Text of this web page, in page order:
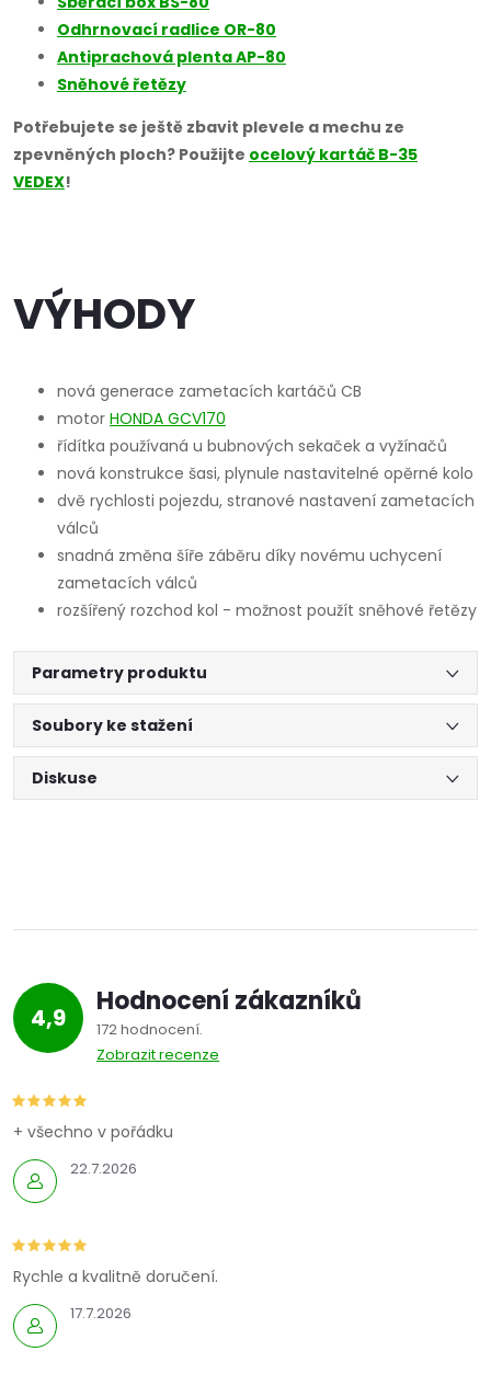
Odhrnovací radlice OR-80
Antiprachová plenta AP-80
Sněhové řetězy
Potřebujete se ještě zbavit plevele a mechu ze
zpevněných ploch? Použijte ocelový kartáč B-35
VEDEX!
VÝHODY
nová generace zametacích kartáčů CB
motor HONDA GCV170
řídítka používaná u bubnových sekaček a vyžínačů
nová konstrukce šasi, plynule nastavitelné opěrné kolo
dvě rychlosti pojezdu, stranové nastavení zametacích
válců
snadná změna šíře záběru díky novému uchycení
zametacích válců
rozšířený rozchod kol - možnost použít sněhové řetězy
Parametry produktu
Soubory ke stažení
Diskuse
4,9 Hodnocení zákazníků
172 hodnocení
Zobrazit recenze
22.7.2026
+ všechno v pořádku
17.7.2026
Rychle a kvalitně doručení.